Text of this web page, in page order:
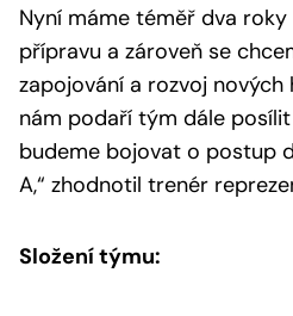
Nyní máme téměř dva
přípravu a zároveň se
zapojování a rozvoj nových
nám podaří tým dále
budeme bojovat o postup
A,“ zhodnotil trenér
Složení týmu: